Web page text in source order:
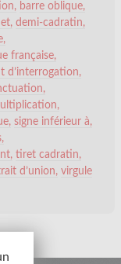
barre oblique
demi-cadratin
française
d’interrogation
signe inférieur à
tiret cadratin
d’union virgule